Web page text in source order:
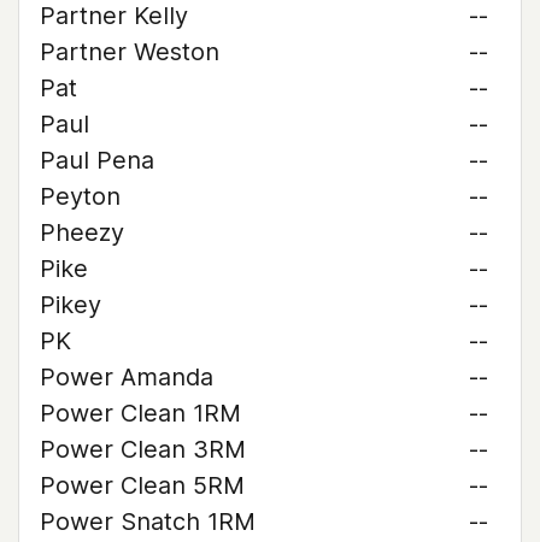
Partner Kelly
--
Partner Weston
--
Pat
--
Paul
--
Paul Pena
--
Peyton
--
Pheezy
--
Pike
--
Pikey
--
PK
--
Power Amanda
--
Power Clean 1RM
--
Power Clean 3RM
--
Power Clean 5RM
--
Power Snatch 1RM
--